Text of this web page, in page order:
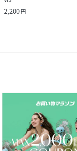
2,200円